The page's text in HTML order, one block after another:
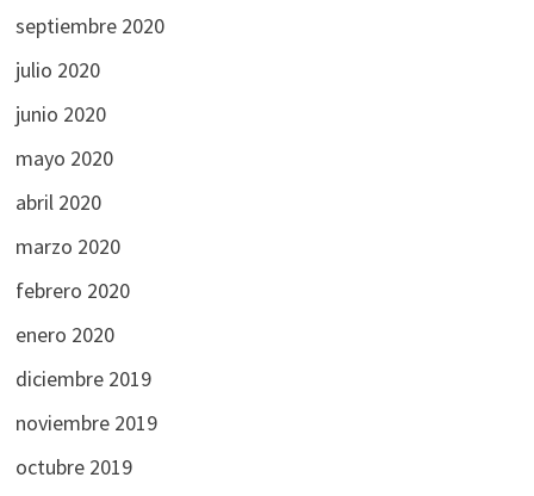
septiembre 2020
julio 2020
junio 2020
mayo 2020
abril 2020
marzo 2020
febrero 2020
enero 2020
diciembre 2019
noviembre 2019
octubre 2019